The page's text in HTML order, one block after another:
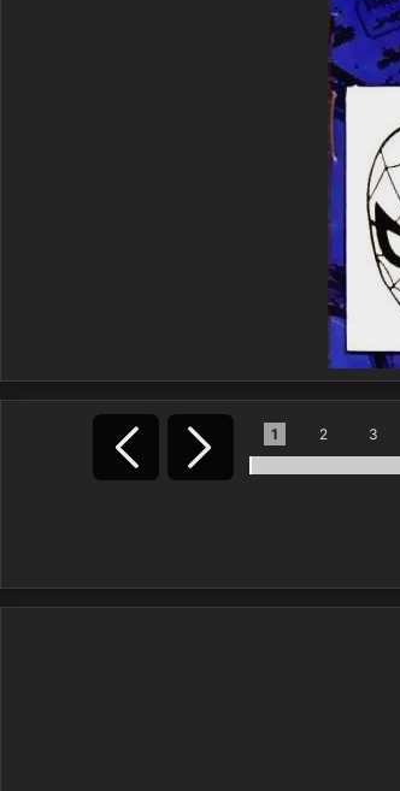
1 2 3